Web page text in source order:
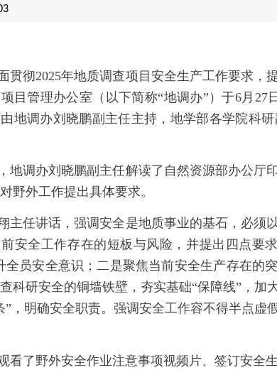
贯彻2025年地质调查项目安全生产工作要求，
目管理办公室（以下简称“地调办” ）于6月 27
地调办刘晓鹏副主任主持，地学部各学院科
地调办刘晓鹏副主任解读了自然资源部办公厅
野外工作提出具体要求。
主任讲话，强调安全是地质事业的基石，必须
安全工作存在的短板与风险，并提出四点要
全员安全意识；二是聚焦当前安全生产存在的
科研安全的铜墙铁壁，夯实基础“保障线” ，加
” ，明确安全职责。强调安全工作容不得半点
看了野外安全作业注意事项视频片、签订安全